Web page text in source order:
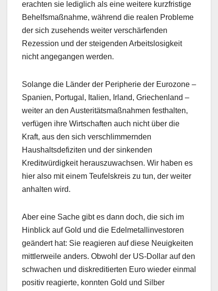
erachten sie lediglich als eine weitere kurzfristige
Behelfsmaßnahme, während die realen Probleme
der sich zusehends weiter verschärfenden
Rezession und der steigenden Arbeitslosigkeit
nicht angegangen werden.
Solange die Länder der Peripherie der Eurozone –
Spanien, Portugal, Italien, Irland, Griechenland –
weiter an den Austeritätsmaßnahmen festhalten,
verfügen ihre Wirtschaften auch nicht über die
Kraft, aus den sich verschlimmernden
Haushaltsdefiziten und der sinkenden
Kreditwürdigkeit herauszuwachsen. Wir haben es
hier also mit einem Teufelskreis zu tun, der weiter
anhalten wird.
Aber eine Sache gibt es dann doch, die sich im
Hinblick auf Gold und die Edelmetallinvestoren
geändert hat: Sie reagieren auf diese Neuigkeiten
mittlerweile anders. Obwohl der US-Dollar auf den
schwachen und diskreditierten Euro wieder einmal
positiv reagierte, konnten Gold und Silber